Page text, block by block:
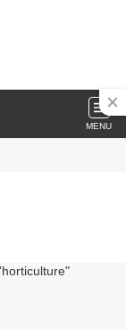
MENU